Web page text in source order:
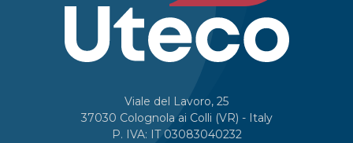
Viale del Lavoro, 25
37030 Colognola ai Colli (VR) - Italy
P. IVA: IT 03083040232